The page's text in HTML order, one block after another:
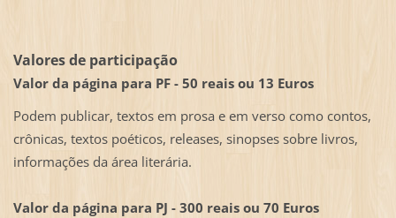
Valores de participação
Valor da página para PF - 50 reais ou 13 Euros
Podem publicar, textos em prosa e em verso como contos,
crônicas, textos poéticos, releases, sinopses sobre livros,
informações da área literária.
Valor da página para PJ - 300 reais ou 70 Euros